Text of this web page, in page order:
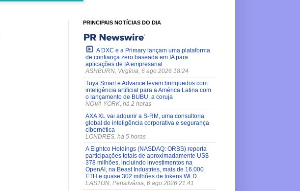
PRINCIPAIS NOTÍCIAS DO DIA
A DXC e a Primary lançam uma plataforma
de confiança zero baseada em IA para
aplicações de IA empresarial
ASHBURN, Virgínia, 6 ago 2026 18:24
Tuya Smart e Advance levam brinquedos com
inteligência artificial para a América Latina com
o lançamento de BUBU, a coruja
NOVA YORK, há 2 horas
AXA XL vai adquirir a S-RM, uma consultoria
global de inteligência corporativa e segurança
cibernética
LONDRES, há 5 horas
A Eightco Holdings (NASDAQ: ORBS) reporta
participações totais de aproximadamente US$
378 milhões, incluindo investimentos na
OpenAI, na Beast Industries, mais de 16.000
ETH e quase 302 milhões de tokens WLD.
EASTON, Pensilvânia, 6 ago 2026 21:41